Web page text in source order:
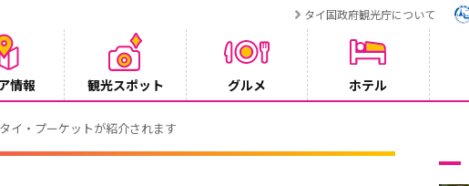
タイ国政府観光庁について
情報 観光スポット グルメ ホテル
イ・プーケットが紹介されます